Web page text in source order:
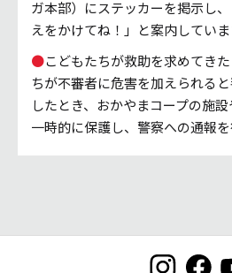
ガ本部）にステッカーを掲示し
えをかけてね！」と案内していま
●こどもたちが救助を求めてき
ちが不審者に危害を加えられる
したとき、おかやまコープの施
一時的に保護し、警察への通報を